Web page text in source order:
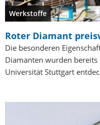
Werkstoffe
Roter Diamant
Die besonderen
Diamanten wurden
Universität Stuttgart